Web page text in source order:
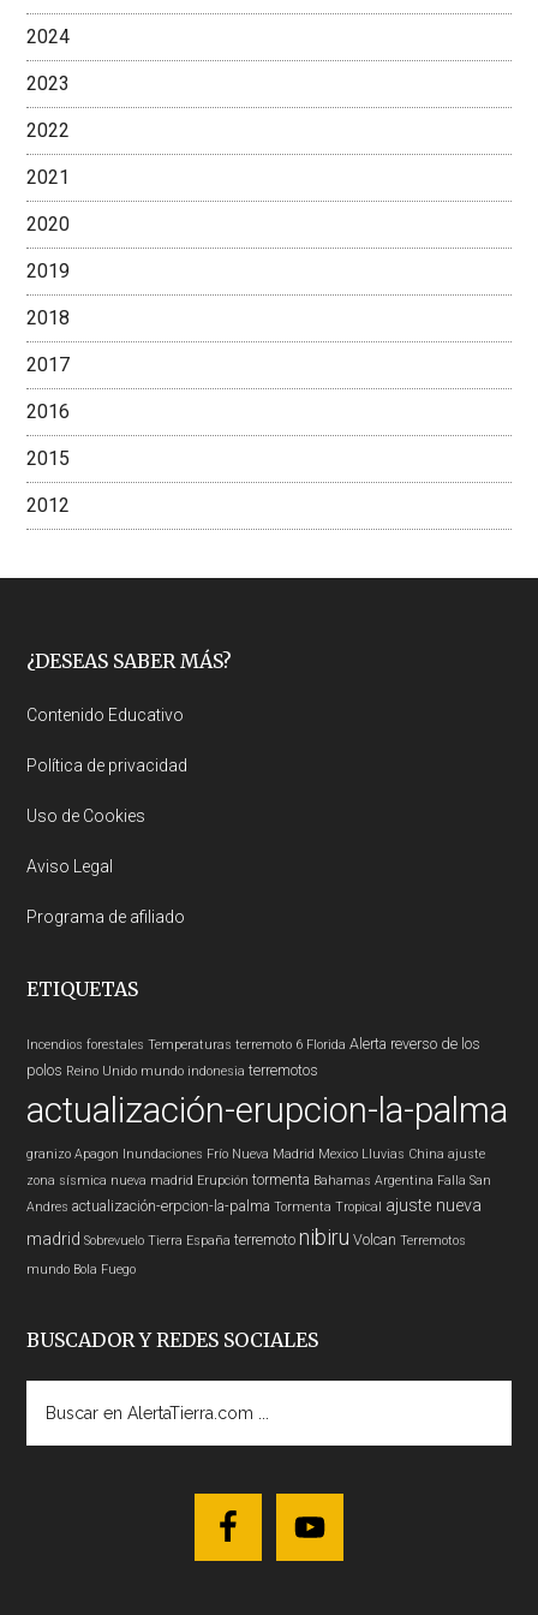
2024
2023
2022
2021
2020
2019
2018
2017
2016
2015
2012
Footer
¿DESEAS SABER MÁS?
Contenido Educativo
Política de privacidad
Uso de Cookies
Aviso Legal
Programa de afiliado
ETIQUETAS
Incendios forestales Temperaturas terremoto 6 Florida Alerta reverso de los
polos Reino Unido mundo indonesia terremotos
actualización-erupcion-la-palma
granizo Apagon Inundaciones Frío Nueva Madrid Mexico Lluvias China ajuste
zona sísmica nueva madrid Erupción tormenta Bahamas Argentina Falla San
Andres actualización-erpcion-la-palma Tormenta Tropical ajuste nueva
madrid Sobrevuelo Tierra España terremoto nibiru Volcan Terremotos
mundo Bola Fuego
BUSCADOR Y REDES SOCIALES
AlertaTierra.com